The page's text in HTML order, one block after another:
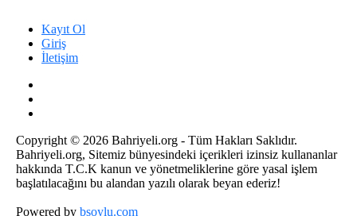
Kayıt Ol
Giriş
İletişim
Copyright © 2026 Bahriyeli.org - Tüm Hakları Saklıdır.
Bahriyeli.org, Sitemiz bünyesindeki içerikleri izinsiz kullananlar
hakkında T.C.K kanun ve yönetmeliklerine göre yasal işlem
başlatılacağını bu alandan yazılı olarak beyan ederiz!
Powered by bsoylu.com